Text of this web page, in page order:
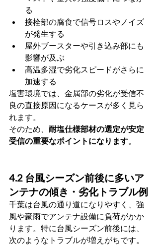
る
接栓部の腐食で信号ロスやノイズ
が発生する
屋外ブースターや引き込み部にも
影響が及ぶ
高温多湿で劣化スピードがさらに
加速する
塩害環境では、金属部の劣化が受信不
良の直接原因になるケースが多く見ら
れます。
そのため、 耐塩仕様部材の選定が安定
受信の重要なポイントになります。
4.2 台風シーズン前後に多いア
ンテナの傾き・劣化トラブル例
千葉は台風の通り道になりやすく、強
風や豪雨でアンテナ設備に負荷がかか
ります。特に台風シーズン前後には、
次のようなトラブルが増えがちです。